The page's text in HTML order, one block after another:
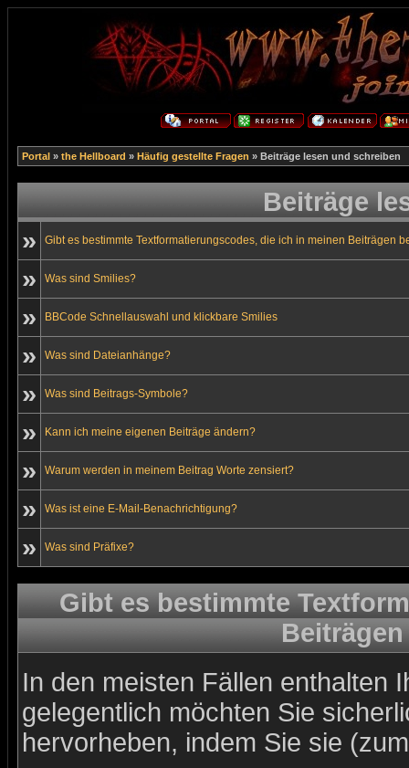
Portal » the Hellboard » Häufig gestellte Fragen » Beiträge lesen und schreiben
Beiträge
»
Gibt es bestimmte Textformatierungscodes, die ich in meinen Beiträgen
» Was sind Smilies?
» BBCode Schnellauswahl und klickbare Smilies
» Was sind Dateianhänge?
» Was sind Beitrags-Symbole?
» Kann ich meine eigenen Beiträge ändern?
» Warum werden in meinem Beitrag Worte zensiert?
» Was ist eine E-Mail-Benachrichtigung?
» Was sind Präfixe?
Gibt es bestimmte
In den meisten Fällen enthalten
gelegentlich möchten Sie
hervorheben, indem Sie sie